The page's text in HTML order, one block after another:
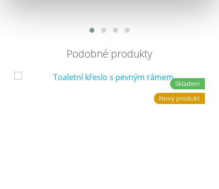
Podobné produkty
Skladem
Nový produkt